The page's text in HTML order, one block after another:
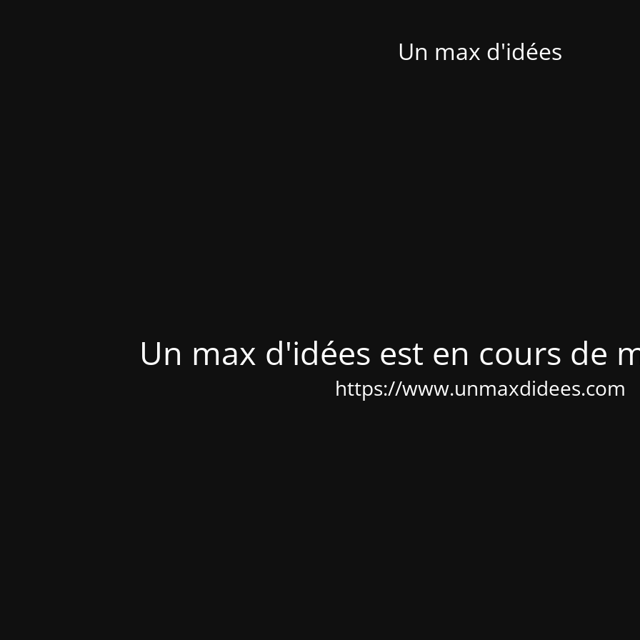
Un max d'idées
Un max d'idées est en cours de
https://www.unmaxdidees.com